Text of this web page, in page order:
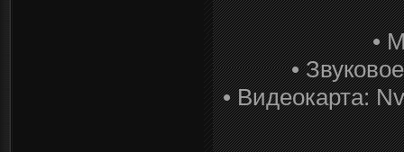
•
•
• Видеокарта: